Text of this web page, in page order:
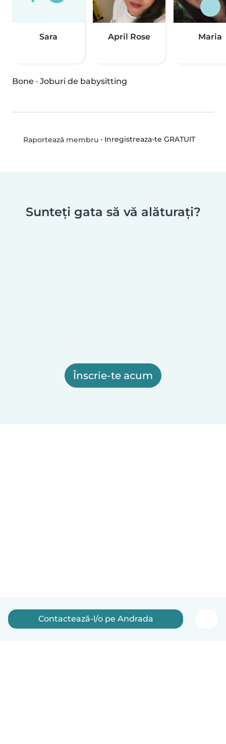
Sara April Rose Maria
Bone · Joburi de babysitting
Raportează membru• Inregistreaza-te GRATUIT
Sunteți gata să vă alăturați?
Înscrie-te acum
Contactează-l/o pe Andrada